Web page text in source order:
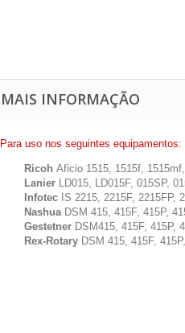
MAIS INFORMAÇÃO
Para uso nos seguintes equipamentos:
Ricoh Aficio 1515, 1515f,
Lanier LD015, LD015F, 015SP,
Infotec IS 2215, 2215F, 2215FP,
Nashua DSM 415, 415F, 415P,
Gestetner DSM415, 415F, 415P,
Rex-Rotary DSM 415, 415F,